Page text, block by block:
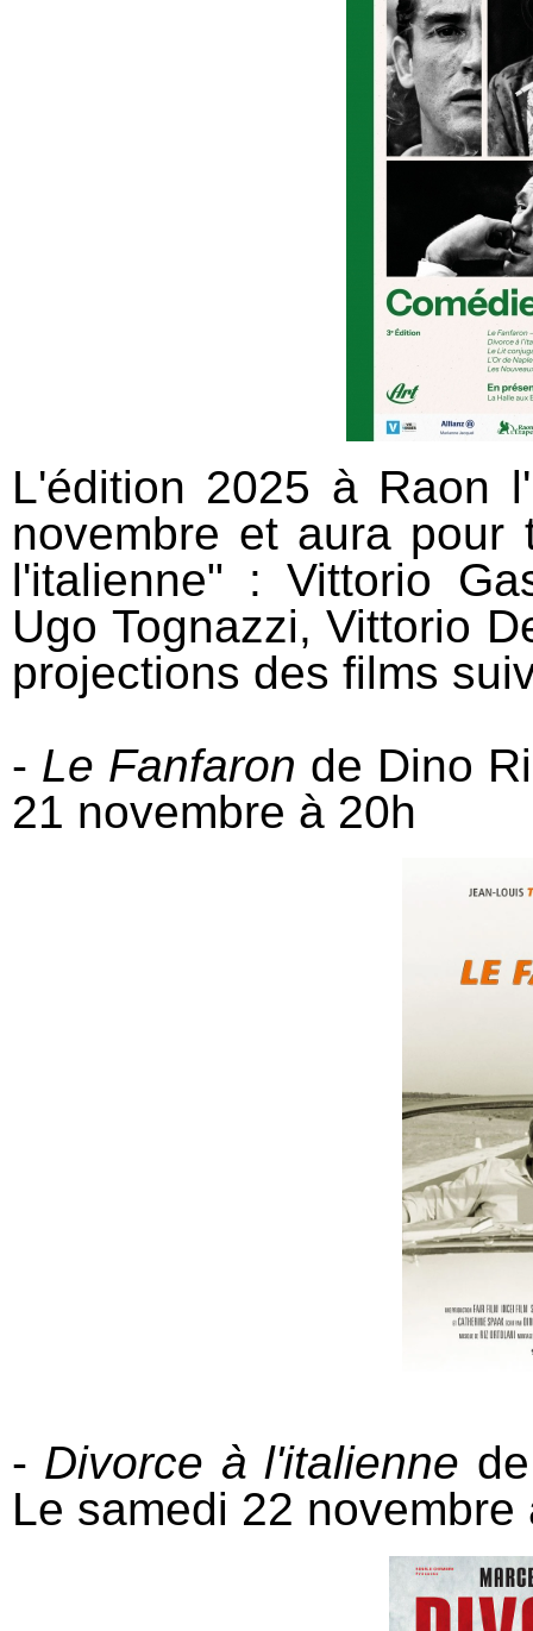
L'édition 2025 à Raon
novembre et aura pour
l'italienne" : Vittorio
Ugo Tognazzi, Vittorio
projections des films
- Le Fanfaron de Dino
21 novembre à 20h
- Divorce à l'italienne
Le samedi 22 novembre